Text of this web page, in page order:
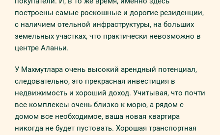
построены самые роскошные и дорогие резиденции,
с наличием отельной инфраструктуры, на больших
земельных участках, что практически невозможно в
центре Аланьи.
У Махмутлара очень высокий арендный потенциал,
следовательно, это прекрасная инвестиция в
недвижимость и хороший доход. Учитывая, что почти
все комплексы очень близко к морю, а рядом с
домом все необходимое, ваша новая квартира
никогда не будет пустовать. Хорошая транспортная